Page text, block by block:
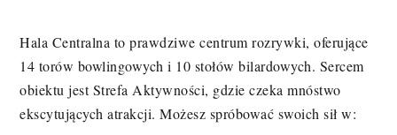
Hala Centralna to prawdziwe centrum rozrywki, oferujące
14 torów bowlingowych i 10 stołów bilardowych. Sercem
obiektu jest Strefa Aktywności, gdzie czeka mnóstwo
ekscytujących atrakcji. Możesz spróbować swoich sił w: